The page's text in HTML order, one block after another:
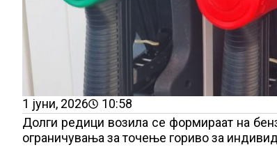
1 јуни, 2026
10:58
Долги редици возила се формираат на
ограничувања за точење гориво за